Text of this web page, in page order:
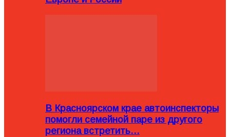
В Красноярском крае автоинспекторы
помогли семейной паре из другого
региона встретить…